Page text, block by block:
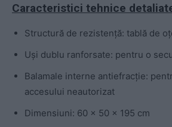
Caracteristici tehnice
Structură de rezistență: tablă de
Uși dublu ranforsate: pentru o
Balamale interne antiefracție:
accesului neautorizat
Dimensiuni: 60 x 50 x 195 cm